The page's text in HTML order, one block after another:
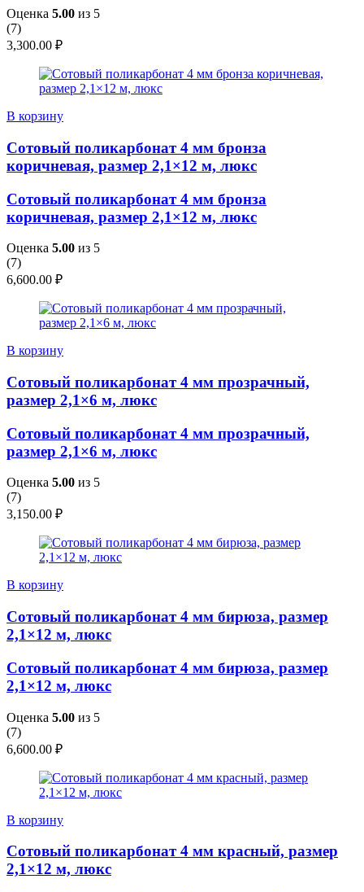
Оценка 5.00 из 5
(7)
3,300.00 ₽
В корзину
Сотовый поликарбонат 4 мм бронза
коричневая, размер 2,1×12 м, люкс
Сотовый поликарбонат 4 мм бронза
коричневая, размер 2,1×12 м, люкс
Оценка 5.00 из 5
(7)
6,600.00 ₽
В корзину
Сотовый поликарбонат 4 мм прозрачный,
размер 2,1×6 м, люкс
Сотовый поликарбонат 4 мм прозрачный,
размер 2,1×6 м, люкс
Оценка 5.00 из 5
(7)
3,150.00 ₽
В корзину
Сотовый поликарбонат 4 мм бирюза, размер
2,1×12 м, люкс
Сотовый поликарбонат 4 мм бирюза, размер
2,1×12 м, люкс
Оценка 5.00 из 5
(7)
6,600.00 ₽
В корзину
Сотовый поликарбонат 4 мм красный, размер
2,1×12 м, люкс